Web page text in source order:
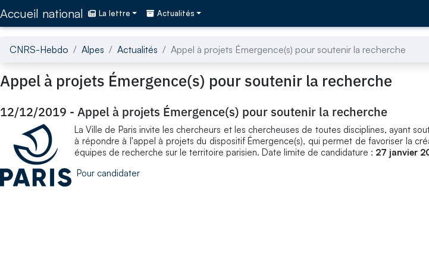
Accueil national La lettre Actualités
CNRS-Hebdo Alpes Actualités Appel à projets Émergence(s) pour soutenir la recherche
Appel à projets Émergence(s) pour soutenir la recherche
12/12/2019 - Appel à projets Émergence(s) pour soutenir la recherche
La Ville de Paris invite les chercheurs et les chercheuses de toutes disciplines, ayant
à répondre à l'appel à projets du dispositif Émergence(s), qui permet de favoriser la
équipes de recherche sur le territoire parisien. Date limite de candidature : 27 janvier
Pour candidater